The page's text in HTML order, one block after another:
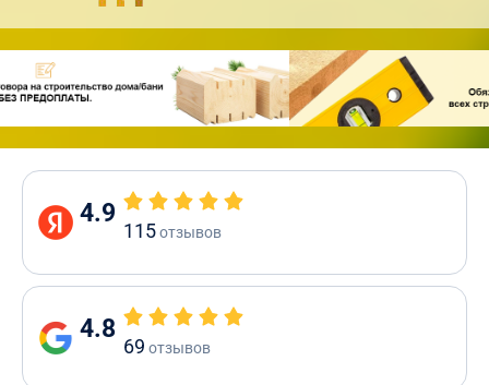
4.9
115отзывов
4.8
69 отзывов